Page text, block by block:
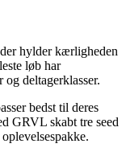
hylder kærligheden
løb har
deltagerklasser.
bedst til deres
GRVL skabt tre seed